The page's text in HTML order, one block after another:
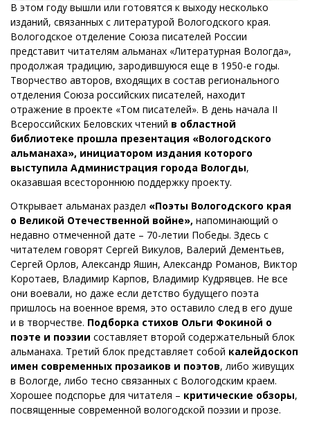
В этом году вышли или готовятся к выходу несколько
изданий, связанных с литературой Вологодского края.
Вологодское отделение Союза писателей России
представит читателям альманах «Литературная Вологда»,
продолжая традицию, зародившуюся еще в 1950-е годы.
Творчество авторов, входящих в состав регионального
отделения Союза российских писателей, находит
отражение в проекте «Том писателей». В день начала II
Всероссийских Беловских чтений в областной
библиотеке прошла презентация «Вологодского
альманаха», инициатором издания которого
выступила Администрация города Вологды,
оказавшая всестороннюю поддержку проекту.
Открывает альманах раздел «Поэты Вологодского края
о Великой Отечественной войне», напоминающий о
недавно отмеченной дате – 70-летии Победы. Здесь с
читателем говорят Сергей Викулов, Валерий Дементьев,
Сергей Орлов, Александр Яшин, Александр Романов, Виктор
Коротаев, Владимир Карпов, Владимир Кудрявцев. Не все
они воевали, но даже если детство будущего поэта
пришлось на военное время, это оставило след в его душе
и в творчестве. Подборка стихов Ольги Фокиной о
поэте и поэзии составляет второй содержательный блок
альманаха. Третий блок представляет собой калейдоскоп
имен современных прозаиков и поэтов, либо живущих
в Вологде, либо тесно связанных с Вологодским краем.
Хорошее подспорье для читателя – критические обзоры,
посвященные современной вологодской поэзии и прозе.